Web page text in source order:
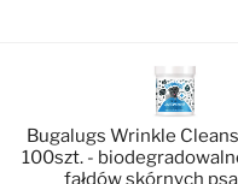
Bugalugs Wrinkle
100szt. -
fałdów skórnych